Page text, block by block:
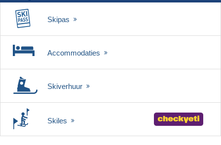
Skipas
Accommodaties
Skiverhuur
Skiles